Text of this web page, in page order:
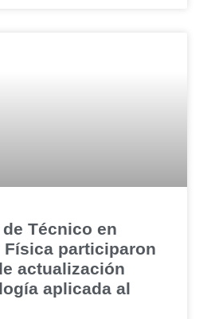
Técnico en
Física participaron
actualización
aplicada al